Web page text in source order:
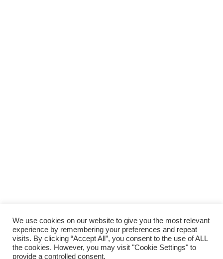
We use cookies on our website to give you the most relevant
experience by remembering your preferences and repeat
visits. By clicking “Accept All”, you consent to the use of ALL
the cookies. However, you may visit "Cookie Settings" to
provide a controlled consent.